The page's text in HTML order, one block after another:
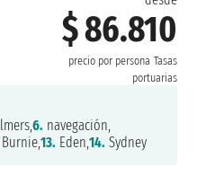
$ 86.810
precio por persona Tasas
portuarias
6. navegación,
Burnie,13. Eden,14. Sydney